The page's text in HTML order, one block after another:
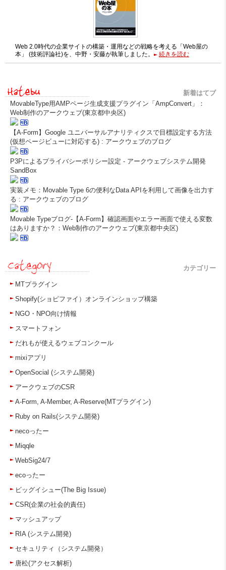
Web 2.0時代の企業サイトの構築・運用などの戦略を考える「Web屋の
本」 (技術評論社)を、中野・安藤が執筆しました。
続きを読む
新着はてブ
MovableType用AMPページ生成支援プラグイン「AmpConvert」：
Web制作のアークウェブ(東京都中央区)
【A-Form】Google ユニバーサルアナリティクスで目標設定する方法
(仮想ページビューに対応する) : アークウェブのブログ
P3Pによるプライバシーポリシー設定 - アークウェブシステム開発
SandBox
実装メモ：Movable Type 6の便利なData APIを利用して画像を出力す
る : アークウェブのブログ
Movable Typeブログ-【A-Form】確認画面やエラー画面で使える変数
はありますか？：Web制作のアークウェブ(東京都中央区)
カテゴリー
MTプラグイン
Shopify(ショピファイ）オンラインショップ構築
NGO・NPO向け情報
スマートフォン
だれもが使えるウェブコンクール
mixiアプリ
OpenSocial (システム開発)
アークウェブのCSR
A-Form, A-Member, A-Reserve(MTプラグイン)
Ruby on Rails(システム開発)
necoったー
Miqqle
WebSig24/7
ecoったー
ビッグイシュー(The Big Issue)
CSR(企業の社会的責任)
マッシュアップ
RIA (システム開発)
セキュリティ（システム開発）
唐松(アクセス解析)